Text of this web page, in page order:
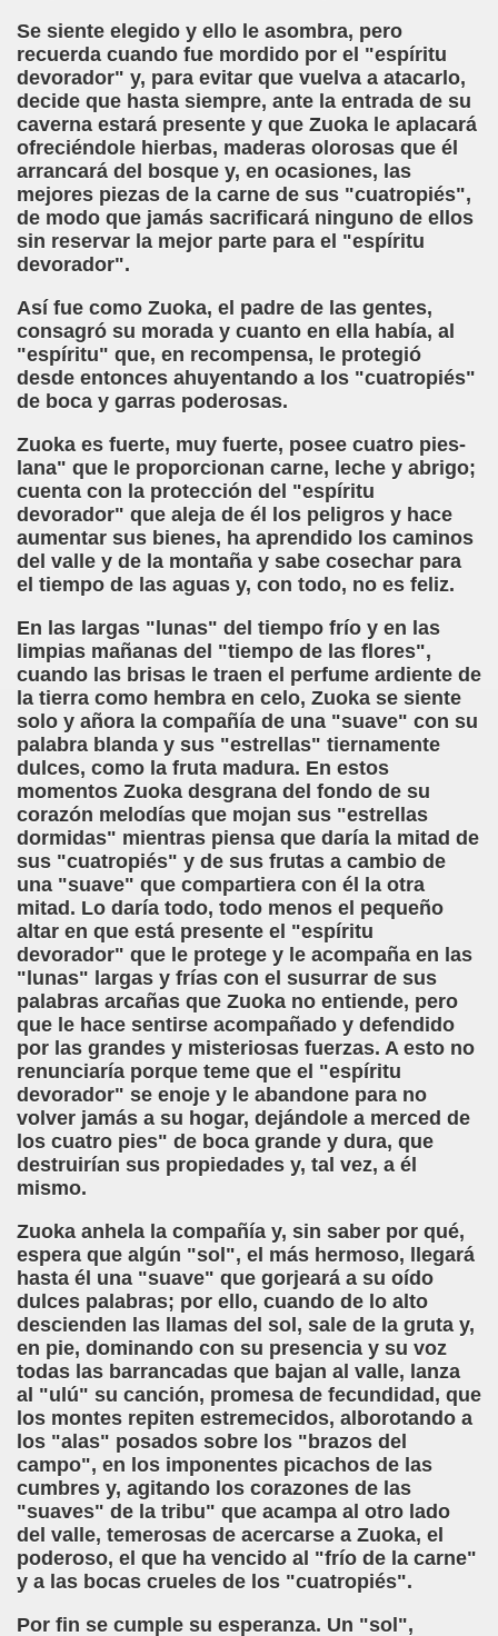
Se siente elegido y ello le asombra, pero
recuerda cuando fue mordido por el "espíritu
devorador" y, para evitar que vuelva a atacarlo,
decide que hasta siempre, ante la entrada de su
caverna estará presente y que Zuoka le aplacará
ofreciéndole hierbas, maderas olorosas que él
arrancará del bosque y, en ocasiones, las
mejores piezas de la carne de sus "cuatropiés",
de modo que jamás sacrificará ninguno de ellos
sin reservar la mejor parte para el "espíritu
devorador".
Así fue como Zuoka, el padre de las gentes,
consagró su morada y cuanto en ella había, al
"espíritu" que, en recompensa, le protegió
desde entonces ahuyentando a los "cuatropiés"
de boca y garras poderosas.
Zuoka es fuerte, muy fuerte, posee cuatro pies-
lana" que le proporcionan carne, leche y abrigo;
cuenta con la protección del "espíritu
devorador" que aleja de él los peligros y hace
aumentar sus bienes, ha aprendido los caminos
del valle y de la montaña y sabe cosechar para
el tiempo de las aguas y, con todo, no es feliz.
En las largas "lunas" del tiempo frío y en las
limpias mañanas del "tiempo de las flores",
cuando las brisas le traen el perfume ardiente de
la tierra como hembra en celo, Zuoka se siente
solo y añora la compañía de una "suave" con su
palabra blanda y sus "estrellas" tiernamente
dulces, como la fruta madura. En estos
momentos Zuoka desgrana del fondo de su
corazón melodías que mojan sus "estrellas
dormidas" mientras piensa que daría la mitad de
sus "cuatropiés" y de sus frutas a cambio de
una "suave" que compartiera con él la otra
mitad. Lo daría todo, todo menos el pequeño
altar en que está presente el "espíritu
devorador" que le protege y le acompaña en las
"lunas" largas y frías con el susurrar de sus
palabras arcañas que Zuoka no entiende, pero
que le hace sentirse acompañado y defendido
por las grandes y misteriosas fuerzas. A esto no
renunciaría porque teme que el "espíritu
devorador" se enoje y le abandone para no
volver jamás a su hogar, dejándole a merced de
los cuatro pies" de boca grande y dura, que
destruirían sus propiedades y, tal vez, a él
mismo.
Zuoka anhela la compañía y, sin saber por qué,
espera que algún "sol", el más hermoso, llegará
hasta él una "suave" que gorjeará a su oído
dulces palabras; por ello, cuando de lo alto
descienden las llamas del sol, sale de la gruta y,
en pie, dominando con su presencia y su voz
todas las barrancadas que bajan al valle, lanza
al "ulú" su canción, promesa de fecundidad, que
los montes repiten estremecidos, alborotando a
los "alas" posados sobre los "brazos del
campo", en los imponentes picachos de las
cumbres y, agitando los corazones de las
"suaves" de la tribu" que acampa al otro lado
del valle, temerosas de acercarse a Zuoka, el
poderoso, el que ha vencido al "frío de la carne"
y a las bocas crueles de los "cuatropiés".
Por fin se cumple su esperanza. Un "sol",